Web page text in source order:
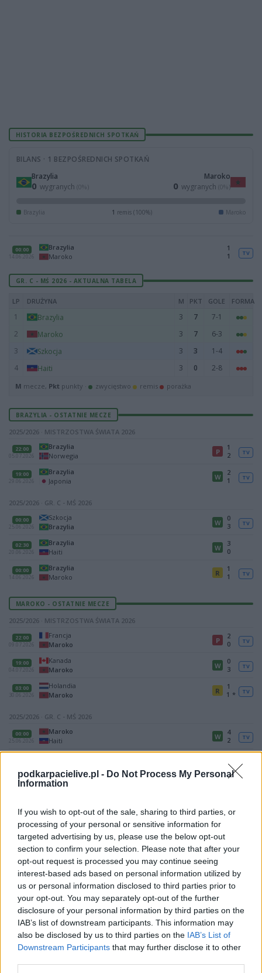
podkarpacielive.pl - Do Not Process My Personal
Information
If you wish to opt-out of the sale, sharing to third parties, or
processing of your personal or sensitive information for
targeted advertising by us, please use the below opt-out
section to confirm your selection. Please note that after your
opt-out request is processed you may continue seeing
interest-based ads based on personal information utilized by
us or personal information disclosed to third parties prior to
your opt-out. You may separately opt-out of the further
disclosure of your personal information by third parties on the
IAB’s list of downstream participants. This information may
also be disclosed by us to third parties on the IAB’s List of
Downstream Participants that may further disclose it to other
HISTORIA BEZPOŚREDNICH SPOTKAŃ
BILANS · 1 BEZPOŚREDNICH SPOTKAŃ
Brazylia
0 wygranych (0%)
Maroko
0 wygranych (0%)
Brazylia 1 remis (100%) Maroko
00:00
14.06.2026
Brazylia
Maroko
1
1
TV
GR. C - MŚ 2026 - AKTUALNA TABELA
LP DRUŻYNA M PKT GOLE FORMA
1 Brazylia 3 7
7-1
2
Maroko 3 7
6-3
3
Szkocja 3 3
1-4
4
Haiti 3 0 2-8
M mecze, Pkt punkty · zwycięstwo remis porażka
BRAZYLIA - OSTATNIE MECZE
2025/2026 · MISTRZOSTWA ŚWIATA 2026
22:00
05.07.2026
Brazylia
Norwegia
P
1
2
TV
19:00
29.06.2026
Brazylia
Japonia
W
2
1
TV
2025/2026 · GR. C - MŚ 2026
00:00
25.06.2026
Szkocja
Brazylia
W
0
3
TV
02:30
20.06.2026
Brazylia
Haiti
W
3
0
00:00
14.06.2026
Brazylia
Maroko
R
1
1
TV
MAROKO - OSTATNIE MECZE
2025/2026 · MISTRZOSTWA ŚWIATA 2026
22:00
09.07.2026
Francja
Maroko
P
2
0
TV
19:00
04.07.2026
Kanada
Maroko
W
0
3
TV
03:00
30.06.2026
Holandia
Maroko
R
1
1 * TV
2025/2026 · GR. C - MŚ 2026
00:00
25.06.2026
Maroko
Haiti
W
4
2
TV
1
Mecz Brazylia - Maroko (gr. C - MŚ 2026)
Spotkanie pomiędzyBrazylia i Maroko
rozegrane zostanie w ramach
gr. C - MŚ 2026 (1. kolejki - gr. C (MŚ 2026)).
Na stroniePodkarpacieLive.plznajdzieszwynik meczu, strzelców
bramek, kartki, składy, statystyki i informacje o przebiegu
. To kompletne źródło danych dla kibiców i pasjonatów
lokalnej piłki nożnej. Jeżeli aktualnie nie widzisz tutaj danych z pewnością
pracujemy nad tym żeby je uzupełnić.
Wynik meczu Brazylia vs Maroko
Po zakończeniu spotkania automatycznie publikujemyoficjalny wynik
spotkania, a także dane meczowe, jeśli są dostępne.
Pełny harmonogram rozgrywek dostępny jest tutaj:gr. C - MŚ 2026 -